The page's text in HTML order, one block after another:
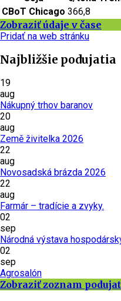
CBoT Chicago 366,8
Zobraziť údaje v čase
Pridať na web stránku
Najbližšie podujatia
19
aug
Nákupný trhov baranov
20
aug
Země živitelka 2026
22
aug
Novosadská brázda 2026
22
aug
Farmár – tradície a zvyky.
02
sep
Národná výstava
02
sep
Agrosalón
Zobraziť zoznam